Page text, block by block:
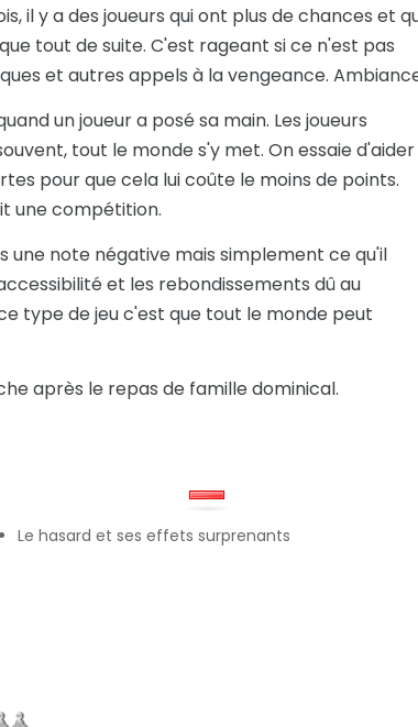
il y a des joueurs qui ont plus de chances et
tout de suite. C'est rageant si ce n'est pas
et autres appels à la vengeance.
un joueur a posé sa main. Les joueurs
tout le monde s'y met. On essaie d'aider
pour que cela lui coûte le moins de points.
une compétition.
une note négative mais simplement ce qu'il
et les rebondissements dû au
type de jeu c'est que tout le monde peut
après le repas de famille dominical.
Le hasard et ses effets surprenants